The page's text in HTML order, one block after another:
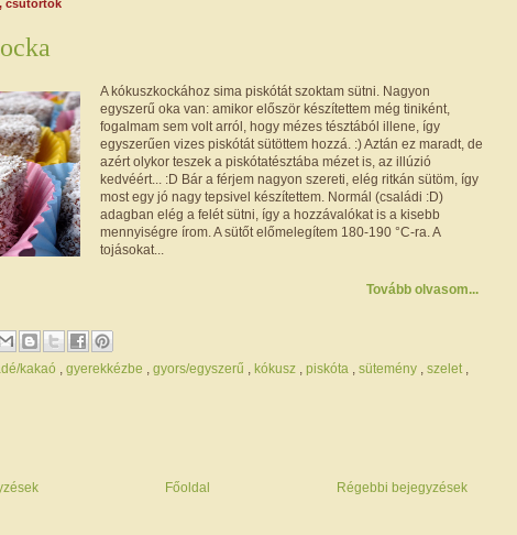
csütörtök
A kókuszkockához sima piskótát szoktam sütni. Nagyon
egyszerű oka van: amikor először készítettem még tiniként,
fogalmam sem volt arról, hogy mézes tésztából illene, így
egyszerűen vizes piskótát sütöttem hozzá. :) Aztán ez maradt, de
azért olykor teszek a piskótatésztába mézet is, az illúzió
kedvéért... :D Bár a férjem nagyon szereti, elég ritkán sütöm, így
most egy jó nagy tepsivel készítettem. Normál (családi :D)
adagban elég a felét sütni, így a hozzávalókat is a kisebb
mennyiségre írom. A sütőt előmelegítem 180-190 °C-ra. A
tojásokat...
Tovább olvasom...
kakaó , gyerekkézbe , gyors/egyszerű , kókusz , piskóta , sütemény , szelet ,
Régebbi bejegyzések
Főoldal